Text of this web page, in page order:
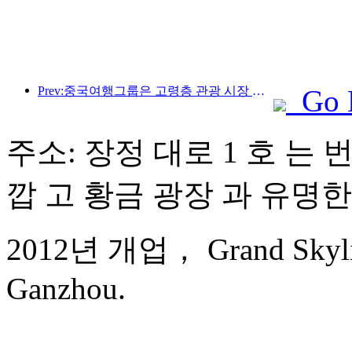
Prev:중국여행그룹은 고령층 관광 시장 진출을 위해 '차이나 트래블 굿 타임즈(China Travel Good Times)' 브랜드를 론칭했다.
Go
주소: 장정 대로 1 호 는
깝 고 황금 광장 과 유명
2012년 개업， Grand
Ganzhou.